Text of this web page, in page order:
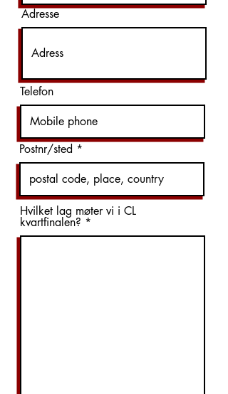
Adresse
Telefon
Postnr/sted
Hvilket lag møter vi i CL
kvartfinalen?